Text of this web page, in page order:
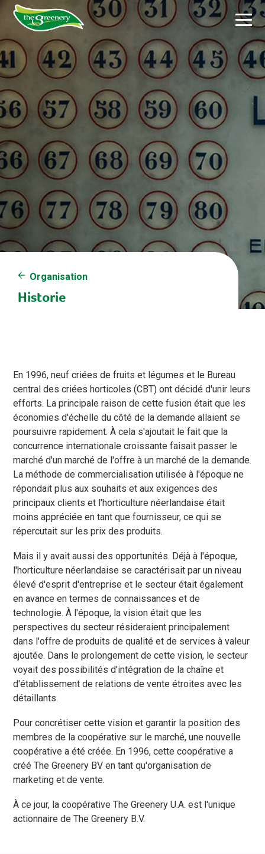
Organisation
Historie
En 1996, neuf criées de fruits et légumes et le Bureau
central des criées horticoles (CBT) ont décidé d'unir leurs
efforts. La principale raison de cette fusion était que les
économies d'échelle du côté de la demande allaient se
poursuivre rapidement. À cela s'ajoutait le fait que la
concurrence internationale croissante faisait passer le
marché d'un marché de l'offre à un marché de la demande.
La méthode de commercialisation utilisée à l'époque ne
répondait plus aux souhaits et aux exigences des
principaux clients et l'horticulture néerlandaise était
moins appréciée en tant que fournisseur, ce qui se
répercutait sur les prix des produits.
Mais il y avait aussi des opportunités. Déjà à l'époque,
l'horticulture néerlandaise se caractérisait par un niveau
élevé d'esprit d'entreprise et le secteur était également
en avance en termes de connaissances et de
technologie. À l'époque, la vision était que les
perspectives du secteur résideraient principalement
dans l'offre de produits de qualité et de services à valeur
ajoutée. Dans le prolongement de cette vision, le secteur
voyait des possibilités d'intégration de la chaîne et
d'établissement de relations de vente étroites avec les
détaillants.
Pour concrétiser cette vision et garantir la position des
membres de la coopérative sur le marché, une nouvelle
coopérative a été créée. En 1996, cette coopérative a
créé The Greenery BV en tant qu'organisation de
marketing et de vente.
À ce jour, la coopérative The Greenery U.A. est l'unique
actionnaire de The Greenery B.V.